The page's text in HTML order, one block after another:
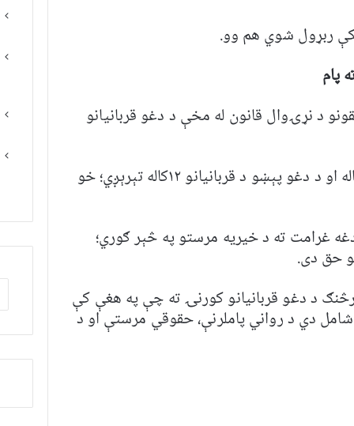
ربړول شوي هم وو.
پام
د نړۍوال قانون له مخې د دغو قربانیانو
دغو کارپوهانو ویلي، د اسټرالیا له هوکړې څلور کاله او د دغو پېښو د قربانیانو ۱۲کاله تېرېږي؛ خو
غرامت ته د خیریه مرستو په څېر ګوري؛
حق دی.
د دغو قربانیانو کورنۍ ته چې په هغې کې
دي د رواني پاملرنې، حقوقي مرستې او د